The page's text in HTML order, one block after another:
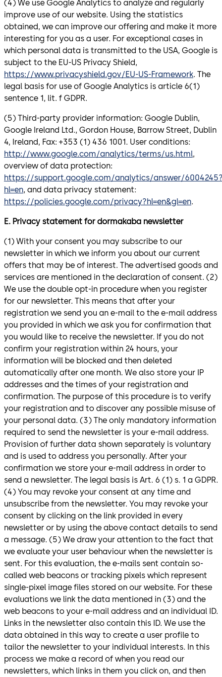
(4) We use Google Analytics to analyze and regularly
improve use of our website. Using the statistics
obtained, we can improve our offering and make it more
interesting for you as a user. For exceptional cases in
which personal data is transmitted to the USA, Google is
subject to the EU-US Privacy Shield,
https://www.privacyshield.gov/EU-US-Framework. The
legal basis for use of Google Analytics is article 6(1)
sentence 1, lit. f GDPR.
(5) Third-party provider information: Google Dublin,
Google Ireland Ltd., Gordon House, Barrow Street, Dublin
4, Ireland, Fax: +353 (1) 436 1001. User conditions:
http://www.google.com/analytics/terms/us.html,
overview of data protection:
https://support.google.com/analytics/answer/
hl=en, and data privacy statement:
https://policies.google.com/privacy?hl=en&gl=en.
E. Privacy statement for dormakaba newsletter
(1) With your consent you may subscribe to our
newsletter in which we inform you about our current
offers that may be of interest. The advertised goods and
services are mentioned in the declaration of consent. (2)
We use the double opt-in procedure when you register
for our newsletter. This means that after your
registration we send you an e-mail to the e-mail address
you provided in which we ask you for confirmation that
you would like to receive the newsletter. If you do not
confirm your registration within 24 hours, your
information will be blocked and then deleted
automatically after one month. We also store your IP
addresses and the times of your registration and
confirmation. The purpose of this procedure is to verify
your registration and to discover any possible misuse of
your personal data. (3) The only mandatory information
required to send the newsletter is your e-mail address.
Provision of further data shown separately is voluntary
and is used to address you personally. After your
confirmation we store your e-mail address in order to
send a newsletter. The legal basis is Art. 6 (1) s. 1 a GDPR.
(4) You may revoke your consent at any time and
unsubscribe from the newsletter. You may revoke your
consent by clicking on the link provided in every
newsletter or by using the above contact details to send
a message. (5) We draw your attention to the fact that
we evaluate your user behaviour when the newsletter is
sent. For this evaluation, the e-mails sent contain so-
called web beacons or tracking pixels which represent
single-pixel image files stored on our website. For these
evaluations we link the data mentioned in (3) and the
web beacons to your e-mail address and an individual ID.
Links in the newsletter also contain this ID. We use the
data obtained in this way to create a user profile to
tailor the newsletter to your individual interests. In this
process we make a record of when you read our
newsletters, which links in them you click on, and then